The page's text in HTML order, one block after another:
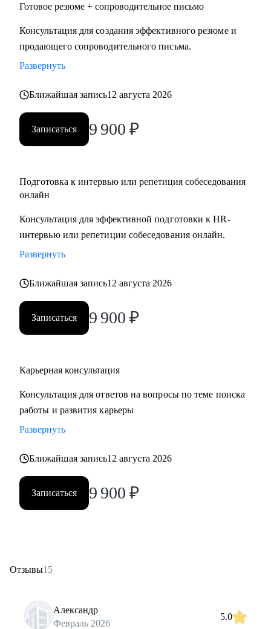
Готовое резюме + сопроводительное письмо
Консультация для создания эффективного резюме и
продающего сопроводительного письма.
Развернуть
Ближайшая запись12 августа 2026
Записаться 9 900 ₽
Подготовка к интервью или репетиция собеседования
онлайн
Консультация для эффективной подготовки к HR-
интервью или репетиции собеседования онлайн.
Развернуть
Ближайшая запись12 августа 2026
Записаться 9 900 ₽
Карьерная консультация
Консультация для ответов на вопросы по теме поиска
работы и развития карьеры
Развернуть
Ближайшая запись12 августа 2026
Записаться 9 900 ₽
Отзывы15
Александр
Февраль 2026
5.0